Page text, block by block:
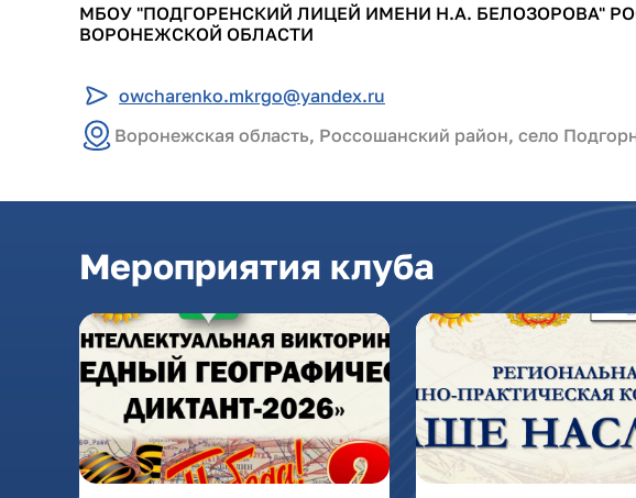
МБОУ "ПОДГОРЕНСКИЙ ЛИЦЕЙ ИМЕНИ Н.А. БЕЛОЗОРОВА"
ВОРОНЕЖСКОЙ ОБЛАСТИ
owcharenko.mkrgo@yandex.ru
Воронежская область, Россошанский район, село
Мероприятия клуба